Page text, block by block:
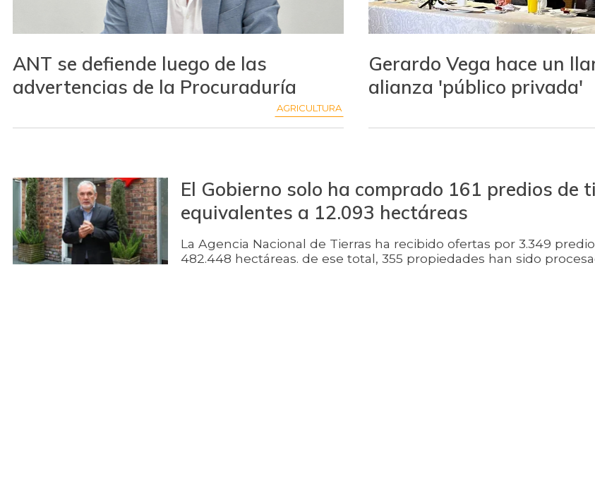
ANT se defiende luego de las
advertencias de la Procuraduría
AGRICULTURA
Gerardo Vega hace un
alianza 'público privada'
El Gobierno solo ha comprado 161 predios de
equivalentes a 12.093 hectáreas
La Agencia Nacional de Tierras ha recibido ofertas por 3.349
482.448 hectáreas. de ese total, 355 propiedades han sido